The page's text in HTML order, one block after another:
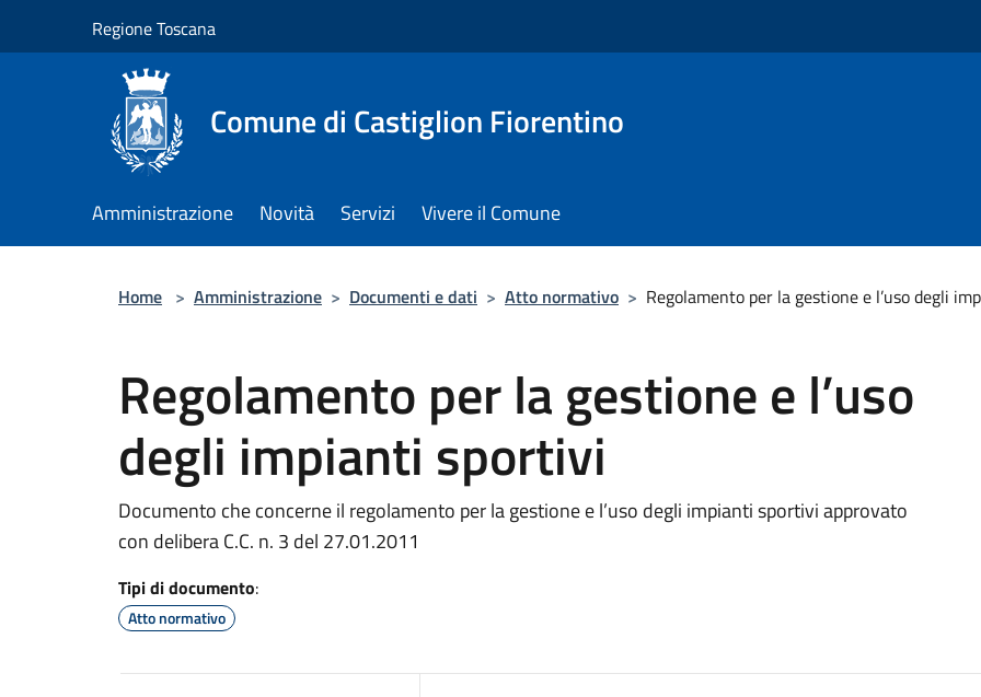
Regione Toscana
Comune di Castiglion Fiorentino
Amministrazione Novità Servizi Vivere il Comune
Home > Amministrazione > Documenti e dati > Atto normativo > Regolamento per la gestione e l’uso degli
Regolamento per la gestione e l’uso
degli impianti sportivi
Documento che concerne il regolamento per la gestione e l’uso degli impianti sportivi approvato
con delibera C.C. n. 3 del 27.01.2011
Tipi di documento:
Atto normativo